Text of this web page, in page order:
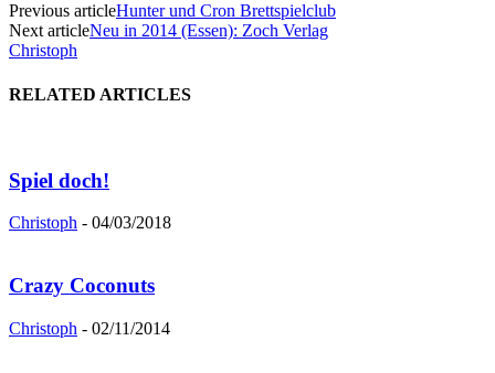
Previous articleHunter und Cron Brettspielclub
Next articleNeu in 2014 (Essen): Zoch Verlag
Christoph
RELATED ARTICLES
Spiel doch!
Christoph - 04/03/2018
Crazy Coconuts
Christoph - 02/11/2014